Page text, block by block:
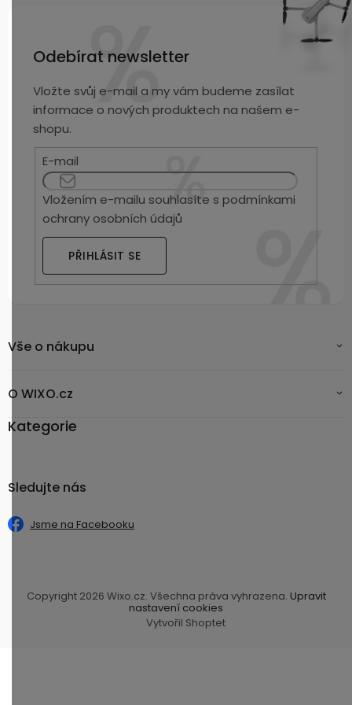
Odebírat newsletter
Vložte svůj e-mail a my vám budeme zasílat
informace o nových produktech na našem e-
shopu.
E-mail
Vložením e-mailu souhlasíte spodmínkami
ochrany osobních údajů
PŘIHLÁSIT SE
Vše o nákupu
O WIXO.cz
Kategorie
Sledujte nás
Jsme na Facebooku
Vytvořil Shoptet
Copyright 2026 Wixo.cz. Všechna práva vyhrazena. Upravit
nastavení cookies